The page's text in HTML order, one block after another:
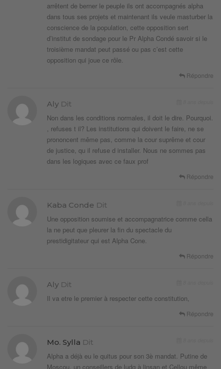
arrêtent de berner le peuple ils ont accompagnés alpha
dans tous ses projets et maintenant ils veule masturber la
conscience de la population, cette opposition sert
d’institut de sondage pour le Pr Alpha Condé savoir si le
troisième mandat peut passé ou pas c’est cette
opposition qui joue ce rôle.
Répondre
Aly Dit
Non dans les conditions normales, il doit le dire. Pourquoi.
, refuses t il? Les institutions qui doivent le faire, ne se
prononcent même pas, comme la cour suprême et cour
de justice, qu il refuse d installer. Nous ne sommes pas
dans les logiques avec ce faux prof
Répondre
Kaba Conde Dit
Une opposition soumise et accompagnatrice comme cella
la ne peut que pleurer la fin du spectacle du
prestidigitateur qui est Alpha Cone.
Répondre
Aly Dit
Il va etre le premier à respecter cette constitution,
Répondre
Mo. Sylla Dit
Alpha a déjà eu le quitus pour son 3è mandat. Putine de
Moscou, un conseillers de ludg à linsan et Cellou même